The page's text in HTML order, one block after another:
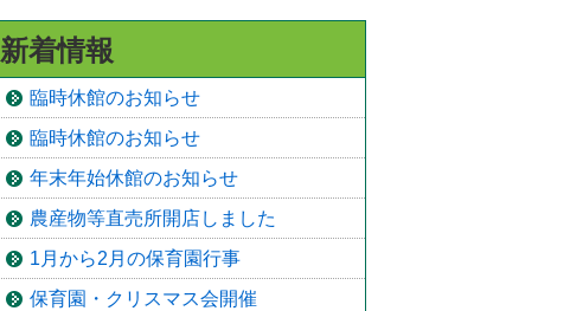
新着情報
臨時休館のお知らせ
臨時休館のお知らせ
年末年始休館のお知らせ
農産物等直売所開店しました
1月から2月の保育園行事
保育園・クリスマス会開催